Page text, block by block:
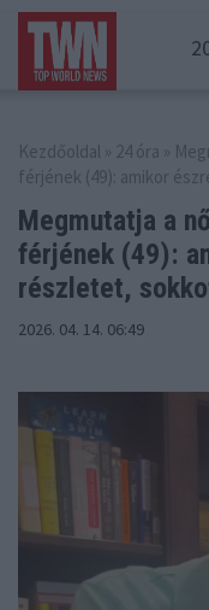
Kezdőoldal » 24 óra »
férjének (49): amikor
Megmutatja a
férjének (49):
részletet,
2026. 04. 14. 06:49